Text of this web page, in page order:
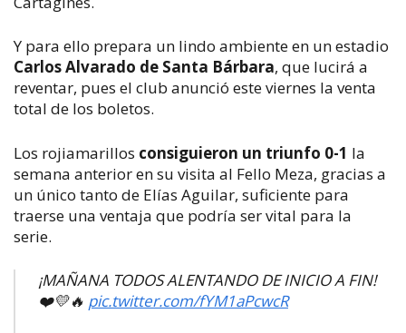
Y para ello prepara un lindo ambiente en un estadio
Carlos Alvarado de Santa Bárbara, que lucirá a
reventar, pues el club anunció este viernes la venta
total de los boletos.
Los rojiamarillos consiguieron un triunfo 0-1 la
semana anterior en su visita al Fello Meza, gracias a
un único tanto de Elías Aguilar, suficiente para
traerse una ventaja que podría ser vital para la
serie.
¡MAÑANA TODOS ALENTANDO DE INICIO A FIN!
❤️💛🔥 pic.twitter.com/fYM1aPcwcR